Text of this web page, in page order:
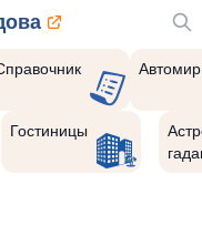
Автомир
Гостиницы